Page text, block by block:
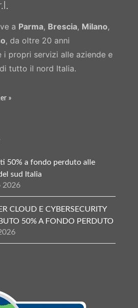
a Parma, Brescia, Milano,
, da oltre 20 anni
i propri servizi alle aziende e
tutto il nord Italia.
»
50% a fondo perduto alle
sud Italia
2026
CLOUD E CYBERSECURITY
50% A FONDO PERDUTO